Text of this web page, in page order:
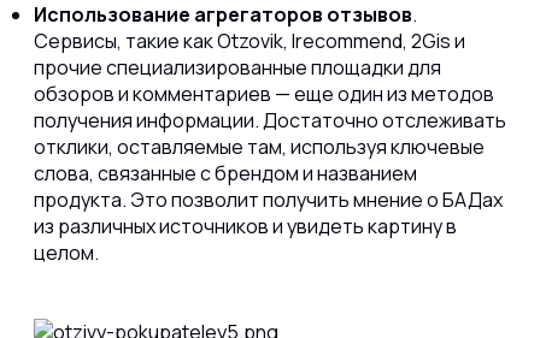
Использование агрегаторов отзывов.
Сервисы, такие как Otzovik, Irecommend, 2Gis и
прочие специализированные площадки для
обзоров и комментариев — еще один из методов
получения информации. Достаточно отслеживать
отклики, оставляемые там, используя ключевые
слова, связанные с брендом и названием
продукта. Это позволит получить мнение о БАДах
из различных источников и увидеть картину в
целом.